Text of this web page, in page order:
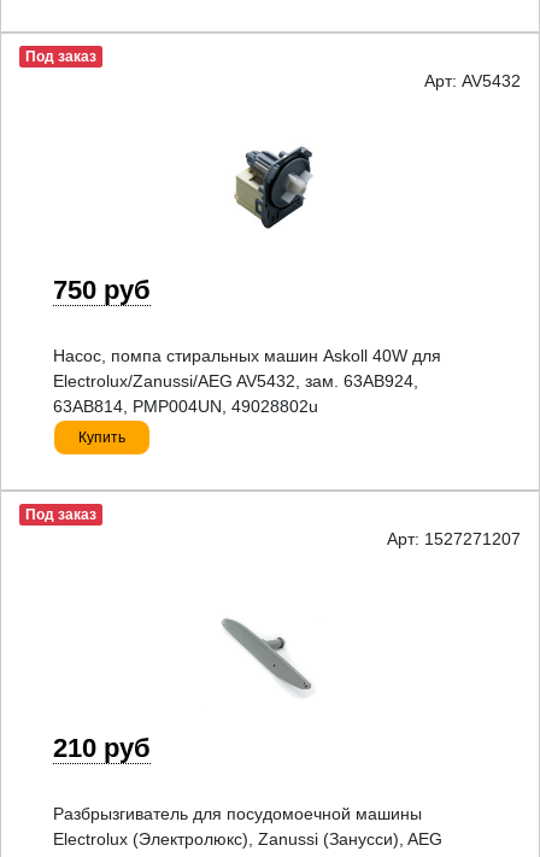
Под заказ
Арт: AV5432
750 руб
Насос, помпа стиральных машин Askoll 40W для
Electrolux/Zanussi/AEG AV5432, зам. 63AB924,
63AB814, PMP004UN, 49028802u
Купить
Под заказ
Арт: 1527271207
210 руб
Разбрызгиватель для посудомоечной машины
Electrolux (Электролюкс), Zanussi (Занусси), AEG